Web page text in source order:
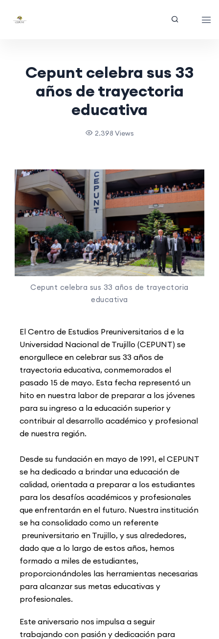
Cepunt celebra sus 33
años de trayectoria
educativa
2.398 Views
Cepunt celebra sus 33 años de trayectoria
educativa
El Centro de Estudios Preuniversitarios d e la
Universidad Nacional de Trujillo (CEPUNT) se
enorgullece en celebrar sus 33 años de
trayectoria educativa, conmemorados el
pasado 15 de mayo. Esta fecha representó un
hito en nuestra labor de preparar a los jóvenes
para su ingreso a la educación superior y
contribuir al desarrollo académico y profesional
de nuestra región.
Desde su fundación en mayo de 1991, el CEPUNT
se ha dedicado a brindar una educación de
calidad, orientada a preparar a los estudiantes
para los desafíos académicos y profesionales
que enfrentarán en el futuro. Nuestra institución
se ha consolidado como un referente
preuniversitario en Trujillo, y sus alrededores,
dado que a lo largo de estos años, hemos
formado a miles de estudiantes,
proporcionándoles las herramientas necesarias
para alcanzar sus metas educativas y
profesionales.
Este aniversario nos impulsa a seguir
trabajando con pasión y dedicación para